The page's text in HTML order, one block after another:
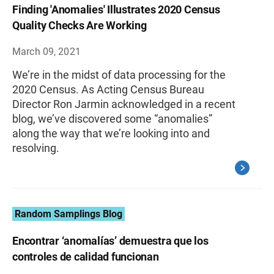
Finding 'Anomalies' Illustrates 2020 Census
Quality Checks Are Working
March 09, 2021
We’re in the midst of data processing for the
2020 Census. As Acting Census Bureau
Director Ron Jarmin acknowledged in a recent
blog, we’ve discovered some “anomalies”
along the way that we’re looking into and
resolving.
Random Samplings Blog
Encontrar ‘anomalías’ demuestra que los
controles de calidad funcionan